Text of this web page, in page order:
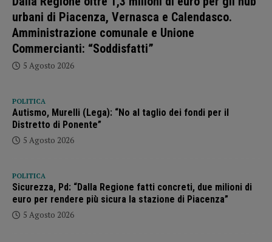
urbani di Piacenza, Vernasca e Calendasco.
Amministrazione comunale e Unione
Commercianti: “Soddisfatti”
5 Agosto 2026
POLITICA
Autismo, Murelli (Lega): “No al taglio dei fondi per il
Distretto di Ponente”
5 Agosto 2026
POLITICA
Sicurezza, Pd: “Dalla Regione fatti concreti, due milioni di
euro per rendere più sicura la stazione di Piacenza”
5 Agosto 2026